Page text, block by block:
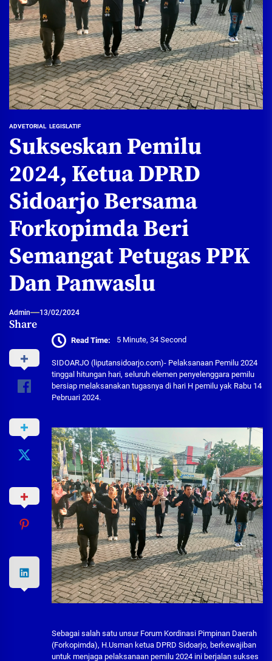
ADVETORIAL LEGISLATIF
Sukseskan Pemilu
2024, Ketua DPRD
Sidoarjo Bersama
Forkopimda Beri
Semangat Petugas PPK
Dan Panwaslu
Admin 13/02/2024
Share
Read Time: 5 Minute, 34 Second
SIDOARJO (liputansidoarjo.com)- Pelaksanaan Pemilu 2024
tinggal hitungan hari, seluruh elemen penyelenggara pemilu
bersiap melaksanakan tugasnya di hari H pemilu yak Rabu 14
Pebruari 2024.
Sebagai salah satu unsur Forum Kordinasi Pimpinan Daerah
(Forkopimda), H.Usman ketua DPRD Sidoarjo, berkewajiban
untuk menjaga pelaksanaan pemilu 2024 ini berjalan sukses